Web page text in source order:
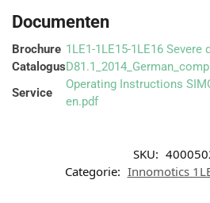
Documenten
Brochure 1LE1-1LE15-1LE16
Catalogus
Service
Operating Instructions
en.pdf
SKU:
Categorie: Innomotics